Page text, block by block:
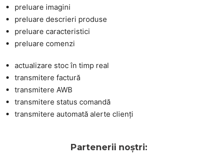
preluare imagini
preluare descrieri produse
preluare caracteristici
preluare comenzi
actualizare stoc în timp real
transmitere factură
transmitere AWB
transmitere status comandă
transmitere automată alerte clienți
Partenerii noștri: